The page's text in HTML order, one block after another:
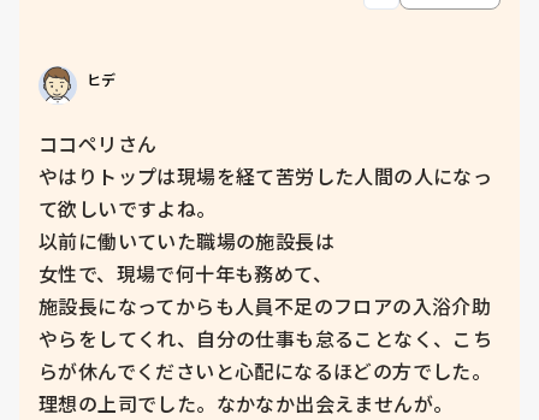
ヒデ
ココペリさん
やはりトップは現場を経て苦労した人間の人になっ
て欲しいですよね。
以前に働いていた職場の施設長は
女性で、現場で何十年も務めて、
施設長になってからも人員不足のフロアの入浴介助
やらをしてくれ、自分の仕事も怠ることなく、こち
らが休んでくださいと心配になるほどの方でした。
理想の上司でした。なかなか出会えませんが。